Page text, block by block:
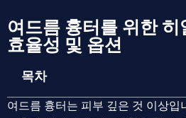
여드름 흉터를 위한
효율성 및 옵션
목차
여드름 흉터는 피부 깊은 것 이상입